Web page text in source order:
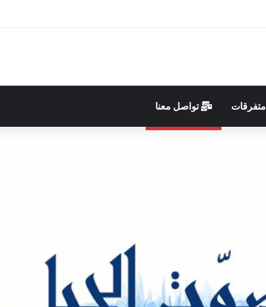
متفرقات تواصل معنا